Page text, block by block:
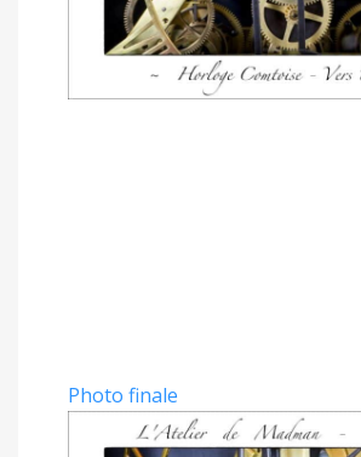
Photo finale